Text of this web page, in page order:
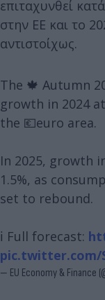
επιταχυνθεί
στην ΕΕ και το
αντιστοίχως.
The 🍁 Autumn
growth in 2024
the 💶euro area.
In 2025, growth
1.5%, as
set to rebound.
ℹ️ Full forecast:
pic.twitter.com/
— EU Economy & Finance